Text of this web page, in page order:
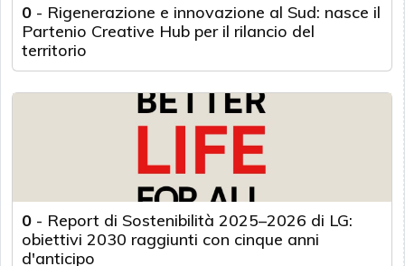
0 - Rigenerazione e innovazione al Sud: nasce il
Partenio Creative Hub per il rilancio del
territorio
0 - Report di Sostenibilità 2025–2026 di LG:
obiettivi 2030 raggiunti con cinque anni
d'anticipo